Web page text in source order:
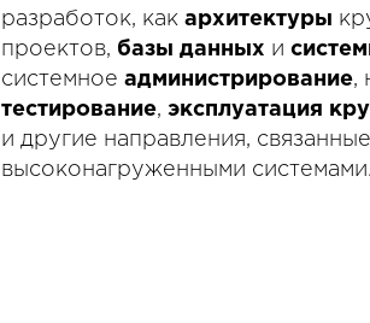
разработок, как архитектуры
проектов, базы данных и
системное администрирование,
тестирование, эксплуатация
и другие направления,
высоконагруженными системами.